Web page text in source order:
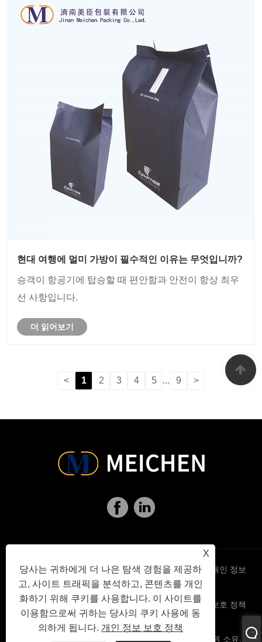
용 포장 제품 전문 제조업체인 Jinan Meichen Packing
현대 여행에 멀미 가방이 필수적인 이유는 무엇입니까?
​승객이 항공기에 탑승할 때 편안함과 안전이 항상 최우
선 사항입니다.
더 읽어보기
< 1 2 3 4 5 ... 9 >
X
당사는 귀하에게 더 나은 탐색 경험을 제공하
고, 사이트 트래픽을 분석하고, 콘텐츠를 개인
화하기 위해 쿠키를 사용합니다. 이 사이트를
이용함으로써 귀하는 당사의 쿠키 사용에 동
의하게 됩니다. 개인 정보 보호 정책
Links Sitemap RSS XML 개인 정보
보호 정책
Copyright © 2021 지난 Meichen Packing Co., Ltd 판권 소유.